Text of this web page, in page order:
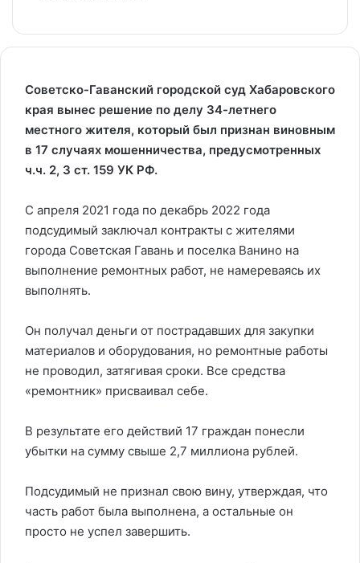
Советско-Гаванский городской суд Хабаровского
края вынес решение по делу 34-летнего
местного жителя, который был признан виновным
в 17 случаях мошенничества, предусмотренных
ч.ч. 2, 3 ст. 159 УК РФ.
С апреля 2021 года по декабрь 2022 года
подсудимый заключал контракты с жителями
города Советская Гавань и поселка Ванино на
выполнение ремонтных работ, не намереваясь их
выполнять.
Он получал деньги от пострадавших для закупки
материалов и оборудования, но ремонтные работы
не проводил, затягивая сроки. Все средства
«ремонтник» присваивал себе.
В результате его действий 17 граждан понесли
убытки на сумму свыше 2,7 миллиона рублей.
Подсудимый не признал свою вину, утверждая, что
часть работ была выполнена, а остальные он
просто не успел завершить.